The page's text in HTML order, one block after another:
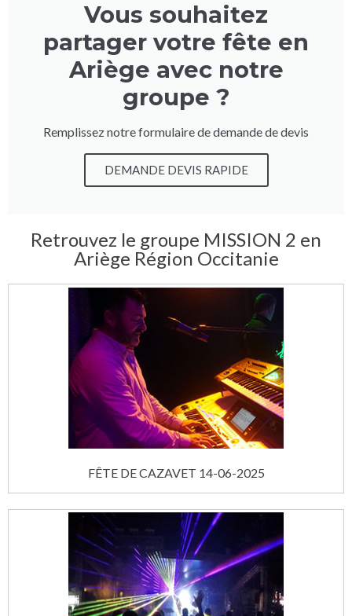
Vous souhaitez
partager votre fête en
Ariège avec notre
groupe ?
Remplissez notre formulaire de demande de devis
DEMANDE DEVIS RAPIDE
Retrouvez le groupe MISSION 2 en
Ariège Région Occitanie
FÊTE DE CAZAVET 14-06-2025